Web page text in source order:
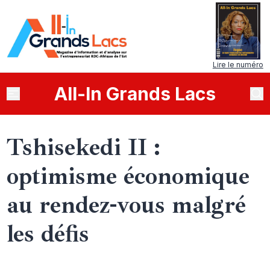
Lire le numéro
All-In Grands Lacs
Tshisekedi II :
optimisme économique
au rendez-vous malgré
les défis